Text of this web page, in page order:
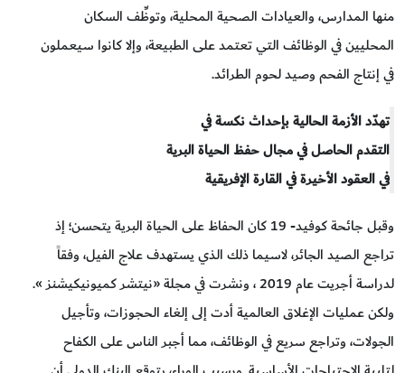
منها المدارس، والعيادات الصحية المحلية، وتوظِّف السكان
المحليين في الوظائف التي تعتمد على الطبيعة، وإلا كانوا سيعملون
في إنتاج الفحم وصيد لحوم الطرائد.
تهدّد الأزمة الحالية بإحداث نكسة في
التقدم الحاصل في مجال حفظ الحياة البرية
في العقود الأخيرة في القارة الإفريقية
وقبل جائحة كوفيد- 19 كان الحفاظ على الحياة البرية يتحسن؛ إذ
تراجع الصيد الجائر، لاسيما ذلك الذي يستهدف علاج الفيل، وفقاً
لدراسة أجريت عام 2019 ، ونشرت في مجلة «نيتشر كميونيكيشنز ».
ولكن عمليات الإغلاق العالمية أدت إلى إلغاء الحجوزات، وتأجيل
الجولات، وتراجع سريع في الوظائف، مما أجبر الناس على الكفاح